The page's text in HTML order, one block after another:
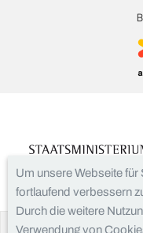
Um unsere Webseite für
fortlaufend verbessern
Durch die weitere
Verwendung von